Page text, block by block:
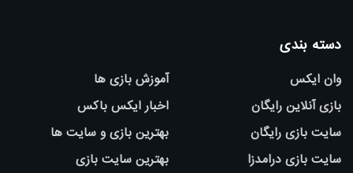
دسته بندی
وان ایکس
بازی آنلاین رایگان
سایت بازی رایگان
سایت بازی درامدزا
آموزش بازی ها
اخبار ایکس باکس
بهترین بازی و سایت ها
بهترین سایت بازی